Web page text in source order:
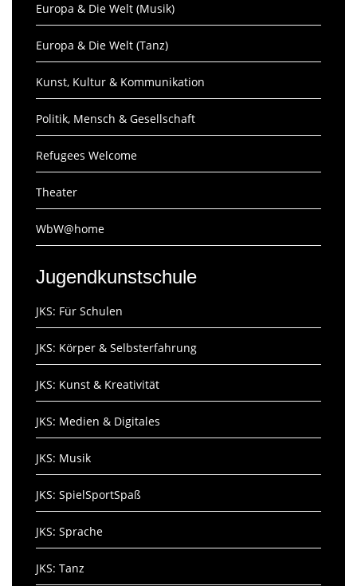
Europa & Die Welt (Musik)
Europa & Die Welt (Tanz)
Kunst, Kultur & Kommunikation
Politik, Mensch & Gesellschaft
Refugees Welcome
Theater
WbW@home
Jugendkunstschule
JKS: Für Schulen
JKS: Körper & Selbsterfahrung
JKS: Kunst & Kreativität
JKS: Medien & Digitales
JKS: Musik
JKS: SpielSportSpaß
JKS: Sprache
JKS: Tanz